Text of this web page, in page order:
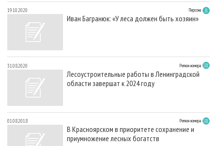
19.10.2020 Персона
Иван Багранюк: «У леса должен быть хозяин»
31.08.2020 Регион номера
Лесоустроительные работы в Ленинградской
области завершат к 2024 году
01.08.2018 Регион номера
В Красноярском в приоритете сохранение и
приумножение лесных богатств